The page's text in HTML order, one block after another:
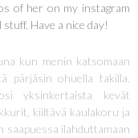
of her on my instagram
Have a nice day!
kun menin katsomaan
pärjäsin ohuella takilla.
yksinkertaista kevät
kiiltävä kaulakoru ja
ilahduttamaan